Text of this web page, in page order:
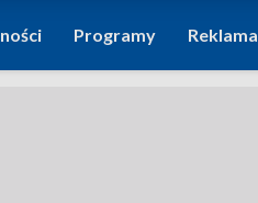
Programy Reklama